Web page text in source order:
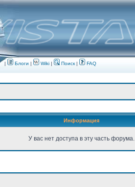
| Блоги | Wiki | Поиск| FAQ
Информация
У вас нет доступа в эту часть форума.